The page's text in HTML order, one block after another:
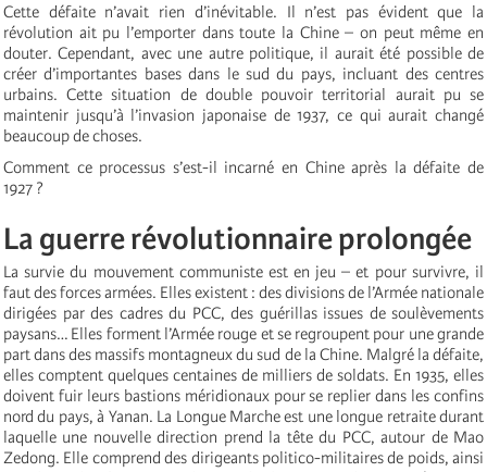
Cette défaite n’avait rien d’inévitable. Il n’est pas évident que la
révolution ait pu l’emporter dans toute la Chine – on peut même en
douter. Cependant, avec une autre politique, il aurait été possible de
créer d’importantes bases dans le sud du pays, incluant des centres
urbains. Cette situation de double pouvoir territorial aurait pu se
maintenir jusqu’à l’invasion japonaise de 1937, ce qui aurait changé
beaucoup de choses.
Comment ce processus s’est-il incarné en Chine après la défaite de
1927 ?
La guerre révolutionnaire prolongée
La survie du mouvement communiste est en jeu – et pour survivre, il
faut des forces armées. Elles existent : des divisions de l’Armée nationale
dirigées par des cadres du PCC, des guérillas issues de soulèvements
paysans… Elles forment l’Armée rouge et se regroupent pour une grande
part dans des massifs montagneux du sud de la Chine. Malgré la défaite,
elles comptent quelques centaines de milliers de soldats. En 1935, elles
doivent fuir leurs bastions méridionaux pour se replier dans les confins
nord du pays, à Yanan. La Longue Marche est une longue retraite durant
laquelle une nouvelle direction prend la tête du PCC, autour de Mao
Zedong. Elle comprend des dirigeants politico-militaires de poids, ainsi